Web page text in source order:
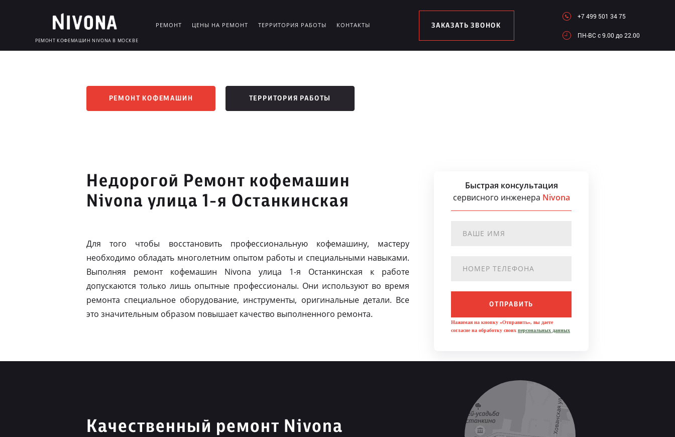
РЕМОНТ КОФЕМАШИН NIVONA В МОСКВЕ
РЕМОНТ ЦЕНЫ НА РЕМОНТ ТЕРРИТОРИЯ РАБОТЫ КОНТАКТЫ ЗАКАЗАТЬ ЗВОНОК
+7 499 501 34 75
ПН-ВC c 9.00 до 22.00
РЕМОНТ КОФЕМАШИН ТЕРРИТОРИЯ РАБОТЫ
Недорогой Ремонт кофемашин
Nivona улица 1-я Останкинская
Для того чтобы восстановить профессиональную кофемашину, мастеру
необходимо обладать многолетним опытом работы и специальными навыками.
Выполняя ремонт кофемашин Nivona улица 1-я Останкинская к работе
допускаются только лишь опытные профессионалы. Они используют во время
ремонта специальное оборудование, инструменты, оригинальные детали. Все
это значительным образом повышает качество выполненного ремонта.
Быстрая консультация
сервисного инженера Nivona
ОТПРАВИТЬ
Нажимая на кнопку «Отправить», вы даете
согласие на обработку своих персональных данных
Качественный ремонт Nivona